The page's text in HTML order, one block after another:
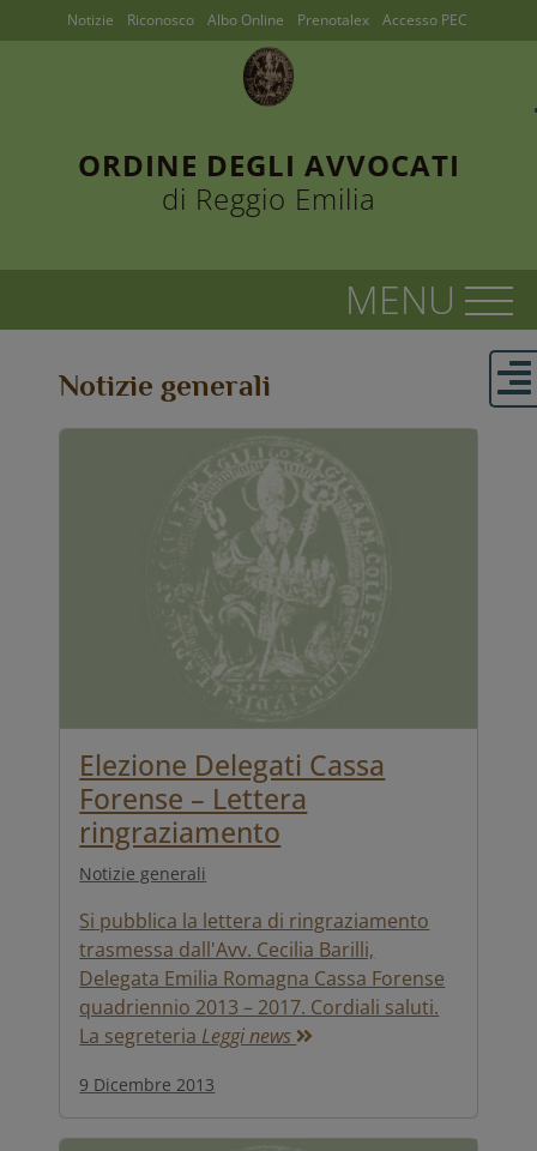
ORDINE DEGLI AVVOCATI
di Reggio Emilia
Notizie Riconosco Albo Online Prenotalex Accesso PEC
Notizie generali
Elezione Delegati Cassa
Forense – Lettera
ringraziamento
Notizie generali
Si pubblica la lettera di ringraziamento
trasmessa dall'Avv. Cecilia Barilli,
Delegata Emilia Romagna Cassa Forense
quadriennio 2013 – 2017. Cordiali saluti.
La segreteria Leggi news
9 Dicembre 2013